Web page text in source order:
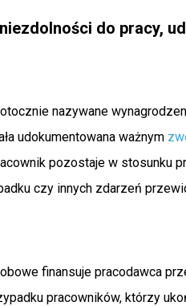
do pracy,
nazywane
udokumentowana ważnym
pozostaje w stosunku
czy innych zdarzeń
finansuje pracodawca
pracowników, którzy